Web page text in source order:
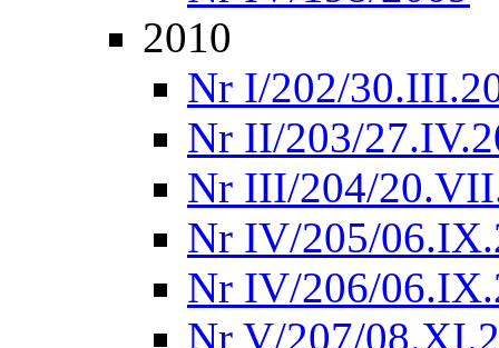
2010
Nr I/202/
Nr II/203/
Nr III/204/
Nr IV/205/
Nr IV/206/
Nr V/207/